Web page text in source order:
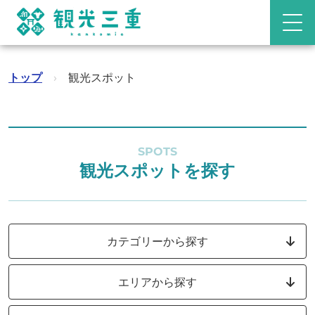
トップ › 観光スポット
SPOTS
観光スポットを探す
カテゴリーから探す
エリアから探す